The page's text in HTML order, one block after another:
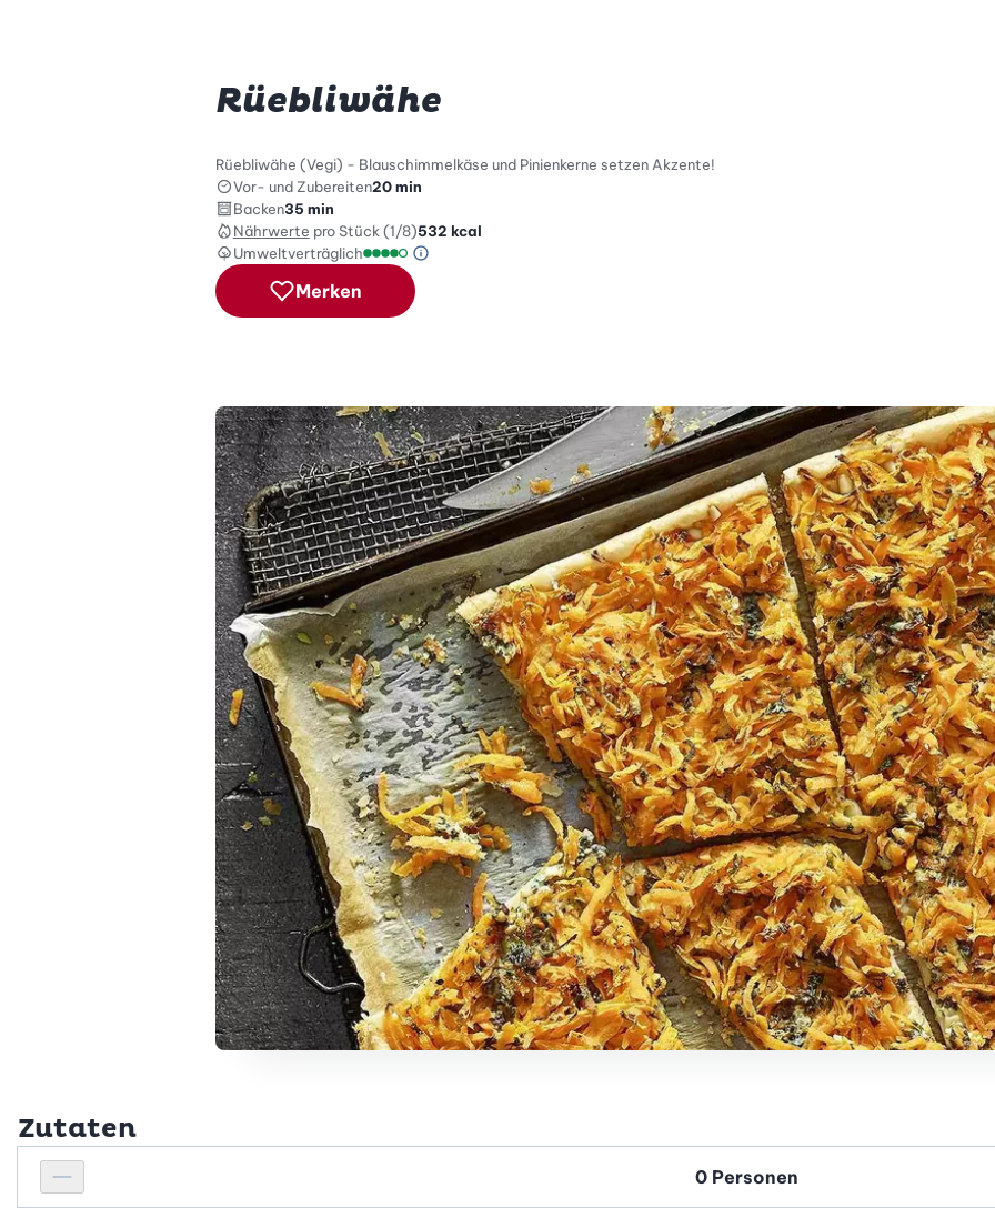
Rüebliwähe
Rüebliwähe (Vegi) - Blauschimmelkäse und Pinienkerne setzen Akzente!
Vor- und Zubereiten20 min
Backen35 min
Nährwerte pro Stück (1/8)532 kcal
Umweltverträglich
Umweltverträglichkeitsskala: 4 von 5
Green Betty Skala Info
Merken
Zutaten
Personenanzahl verringern
Personenanzahl